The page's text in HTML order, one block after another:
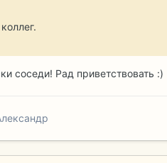
соседи! Рад приветствовать :)